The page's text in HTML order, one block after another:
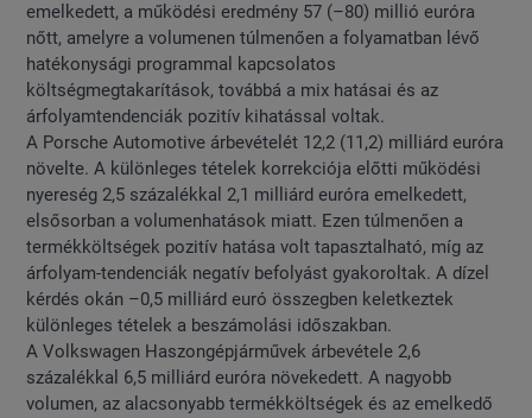
emelkedett, a működési eredmény 57 (–80) millió euróra
nőtt, amelyre a volumenen túlmenően a folyamatban lévő
hatékonysági programmal kapcsolatos
költségmegtakarítások, továbbá a mix hatásai és az
árfolyamtendenciák pozitív kihatással voltak.
A Porsche Automotive árbevételét 12,2 (11,2) milliárd euróra
növelte. A különleges tételek korrekciója előtti működési
nyereség 2,5 százalékkal 2,1 milliárd euróra emelkedett,
elsősorban a volumenhatások miatt. Ezen túlmenően a
termékköltségek pozitív hatása volt tapasztalható, míg az
árfolyam-tendenciák negatív befolyást gyakoroltak. A dízel
kérdés okán –0,5 milliárd euró összegben keletkeztek
különleges tételek a beszámolási időszakban.
A Volkswagen Haszongépjárművek árbevétele 2,6
százalékkal 6,5 milliárd euróra növekedett. A nagyobb
volumen, az alacsonyabb termékköltségek és az emelkedő